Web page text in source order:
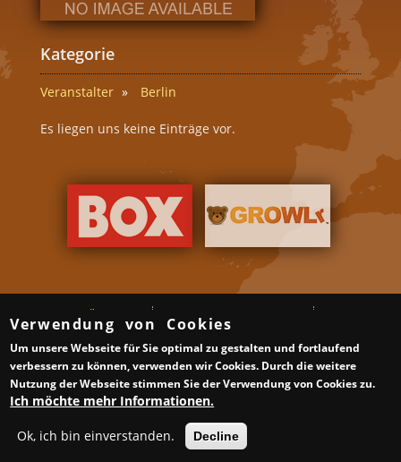
Kategorie
Veranstalter Berlin
Es liegen uns keine Einträge vor.
Über uns
Gruppen & Veranstalter
Gay Saunen in Deutschland
Schwule Bars in Deutschland
Samstag ist ein guter Tag
Impressum
Datenschutzerklärung
XML Sitemap
Links
© BerlinBear 2010-2015 | Developed by
Webtransformer.de
Verwendung von Cookies
Um unsere Webseite für Sie optimal zu gestalten und fortlaufend
verbessern zu können, verwenden wir Cookies. Durch die weitere
Nutzung der Webseite stimmen Sie der Verwendung von Cookies zu.
Ich möchte mehr Informationen.
Ok, ich bin einverstanden. Decline